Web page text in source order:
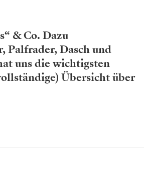
& Co. Dazu
Palfrader, Dasch und
uns die wichtigsten
Übersicht über